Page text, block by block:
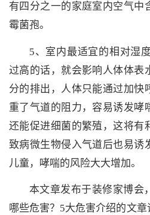
有四分之一的家庭室内空气中
霉菌孢。
5、室内最适宜的相对湿
过高的话，就会影响人体体表
分的排出，人体只能通过加快
重了气道的阻力，容易诱发哮
还能促进细菌的繁殖，这将有
致病微生物侵入气道后也易诱
儿童，哮喘的风险大大增加。
本文章发布于装修家博会
哪些危害？5大危害介绍的文章